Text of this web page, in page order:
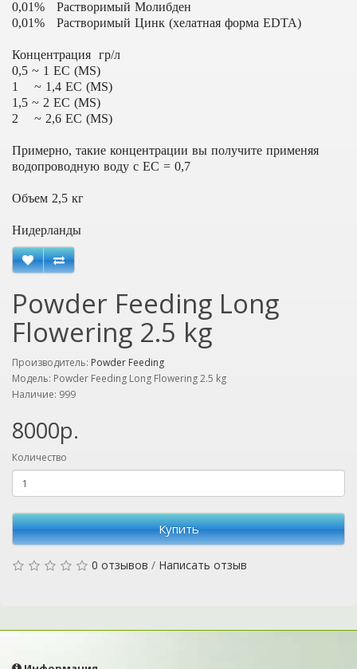
0,01% Растворимый Молибден
0,01% Растворимый Цинк (хелатная форма EDTA)
Концентрация гр/л
0,5 ~ 1 ЕС (MS)
1 ~ 1,4 ЕС (MS)
1,5 ~ 2 ЕС (MS)
2 ~ 2,6 ЕС (MS)
Примерно, такие концентрации вы получите применяя
водопроводную воду с EC = 0,7
Объем 2,5 кг
Нидерланды
Powder Feeding Long
Flowering 2.5 kg
Производитель: Powder Feeding
Модель: Powder Feeding Long Flowering 2.5 kg
Наличие: 999
8000р.
Количество
Купить
0 отзывов / Написать отзыв